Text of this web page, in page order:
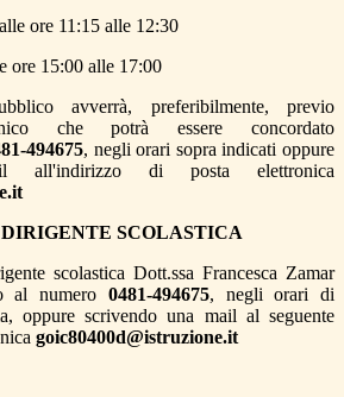
ore 11:15 alle 12:30
ore 15:00 alle 17:00
avverrà, preferibilmente, previo
che potrà essere concordato
494675, negli orari sopra indicati oppure
all'indirizzo di posta elettronica
SCOLASTICA
scolastica Dott.ssa Francesca Zamar
al numero 0481-494675, negli orari di
oppure scrivendo una mail al seguente
goic80400d@istruzione.it